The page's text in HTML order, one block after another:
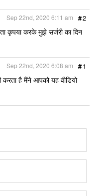
o
o
k
e
r
#2
Sep 22nd, 2020 6:11 am
कृपया करके मुझे सर्जरी का दिन
#1
Sep 22nd, 2020 6:08 am
करता है मैंने आपको यह वीडियो